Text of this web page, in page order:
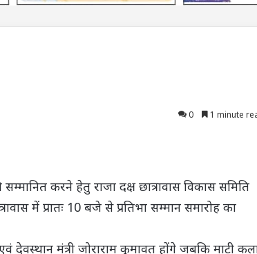
0 1 minute
करने हेतु राजा दक्ष छात्रावास विकास समिति
में प्रातः 10 बजे से प्रतिभा सम्मान समारोह का
मंत्री जोराराम कुमावत होंगे जबकि माटी